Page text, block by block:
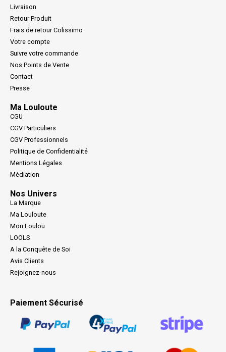
Livraison
Retour Produit
Frais de retour Colissimo
Votre compte
Suivre votre commande
Nos Points de Vente
Contact
Presse
Ma Louloute
CGU
CGV Particuliers
CGV Professionnels
Politique de Confidentialité
Mentions Légales
Médiation
Nos Univers
La Marque
Ma Louloute
Mon Loulou
LOOLS
A la Conquête de Soi
Avis Clients
Rejoignez-nous
Paiement Sécurisé